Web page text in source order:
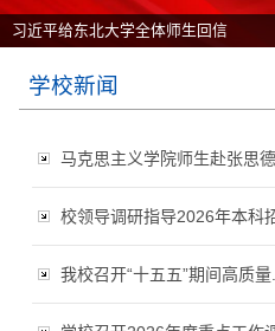
习近平给东北大学全体师生回信
学校新闻
马克思主义学院师生赴张思
校领导调研指导2026年本科
我校召开“十五五”期间高质